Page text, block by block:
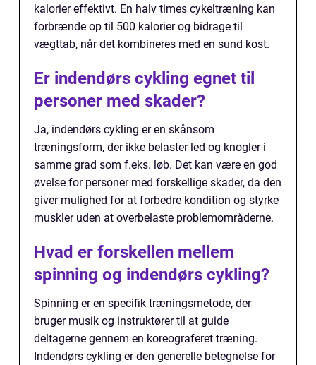
kalorier effektivt. En halv times cykeltræning kan
forbrænde op til 500 kalorier og bidrage til
vægttab, når det kombineres med en sund kost.
Er indendørs cykling egnet til
personer med skader?
Ja, indendørs cykling er en skånsom
træningsform, der ikke belaster led og knogler i
samme grad som f.eks. løb. Det kan være en god
øvelse for personer med forskellige skader, da den
giver mulighed for at forbedre kondition og styrke
muskler uden at overbelaste problemområderne.
Hvad er forskellen mellem
spinning og indendørs cykling?
Spinning er en specifik træningsmetode, der
bruger musik og instruktører til at guide
deltagerne gennem en koreograferet træning.
Indendørs cykling er den generelle betegnelse for